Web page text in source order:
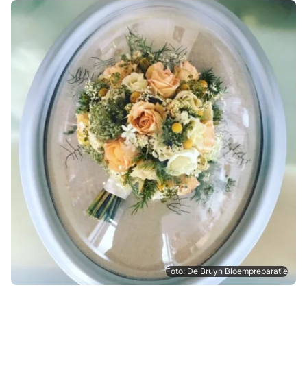
Foto: De Bruyn Bloempreparatie